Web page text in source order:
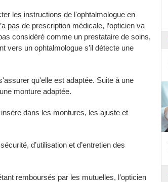
les instructions de l'ophtalmologue en
pas de prescription médicale, l’opticien va
considéré comme un prestataire de soins,
vers un ophtalmologue s’il détecte une
qu'elle est adaptée. Suite à une
monture adaptée.
dans les montures, les ajuste et
d’utilisation et d’entretien des
remboursés par les mutuelles, l’opticien